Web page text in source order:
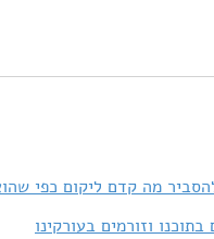
מה קדם ליקום כפי
וזורמים בעורקינו